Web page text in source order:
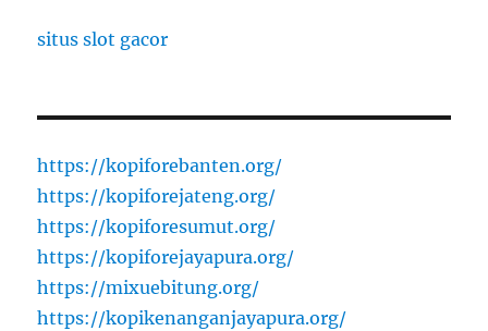
situs slot gacor
https://kopiforebanten.org/
https://kopiforejateng.org/
https://kopiforesumut.org/
https://kopiforejayapura.org/
https://mixuebitung.org/
https://kopikenanganjayapura.org/